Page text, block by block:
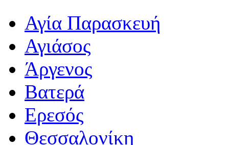
Αγία Παρασκευή
Αγιάσος
Άργενος
Βατερά
Ερεσός
Θεσσαλονίκη